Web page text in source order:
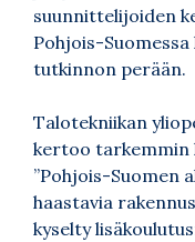
suunnittelijoiden
Pohjois-
tutkinnon perään.
Talotekniikan
kertoo tarkemmin
”Pohjois-Suomen
haastavia
kyselty